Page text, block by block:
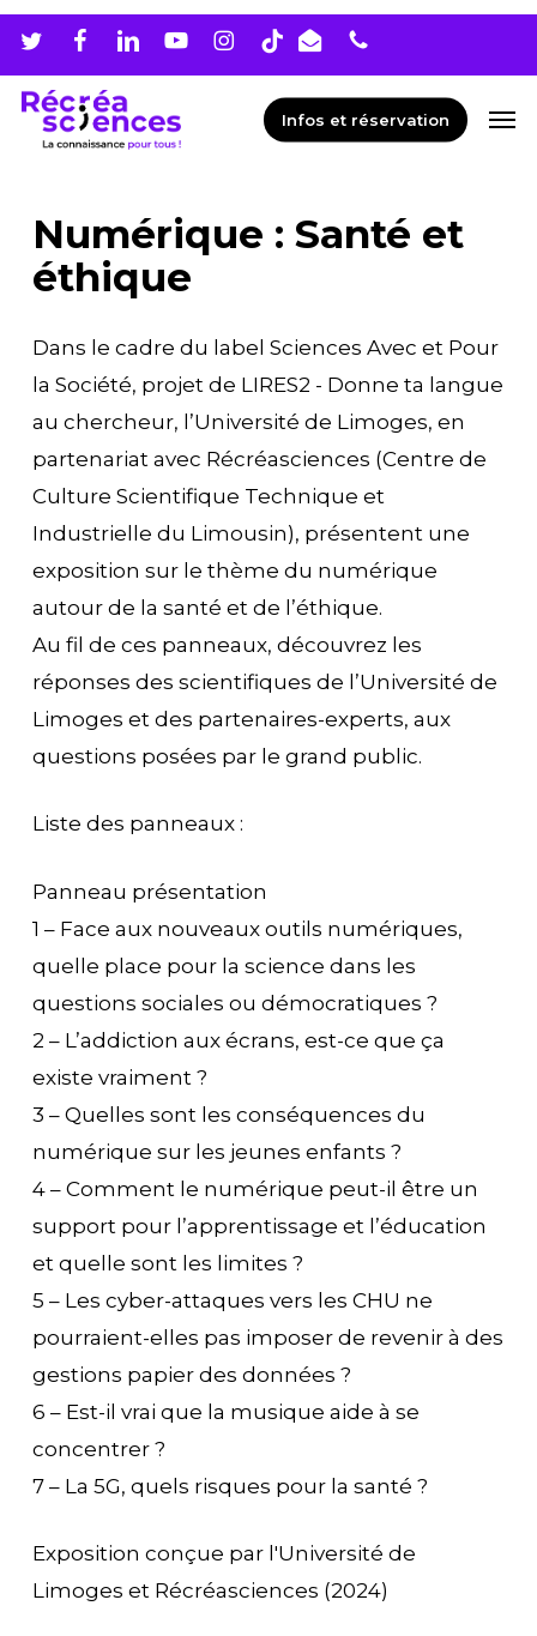
Skip
main
content
Infos et réservation
Numérique : Santé et
éthique
Dans le cadre du label Sciences Avec et Pour
la Société, projet de LIRES2 - Donne ta langue
au chercheur, l’Université de Limoges, en
partenariat avec Récréasciences (Centre de
Culture Scientifique Technique et
Industrielle du Limousin), présentent une
exposition sur le thème du numérique
autour de la santé et de l’éthique.
Au fil de ces panneaux, découvrez les
réponses des scientifiques de l’Université de
Limoges et des partenaires-experts, aux
questions posées par le grand public.
Liste des panneaux :
Panneau présentation
1 – Face aux nouveaux outils numériques,
quelle place pour la science dans les
questions sociales ou démocratiques ?
2 – L’addiction aux écrans, est-ce que ça
existe vraiment ?
3 – Quelles sont les conséquences du
numérique sur les jeunes enfants ?
4 – Comment le numérique peut-il être un
support pour l’apprentissage et l’éducation
et quelle sont les limites ?
5 – Les cyber-attaques vers les CHU ne
pourraient-elles pas imposer de revenir à des
gestions papier des données ?
6 – Est-il vrai que la musique aide à se
concentrer ?
7 – La 5G, quels risques pour la santé ?
Exposition conçue par l'Université de
Limoges et Récréasciences (2024)
Menu